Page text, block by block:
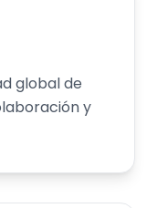
global de
y